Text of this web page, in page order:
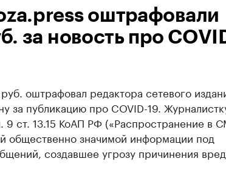
оштрафовали
за новость про
оштрафовал редактора сетевого
за публикацию про COVID-19.
9 ст. 13.15 КоАП РФ («Распространение в
общественно значимой информации под
создавшее угрозу причинения